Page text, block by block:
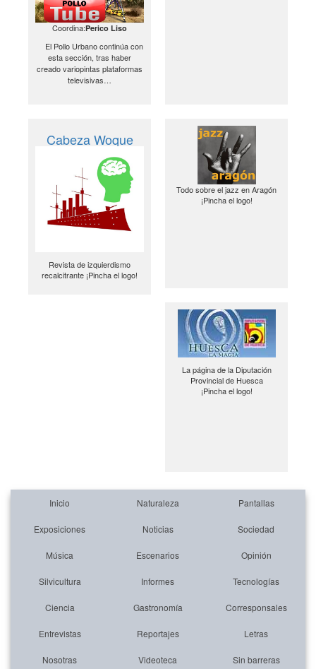
Coordina:Perico Liso
El Pollo Urbano continúa con
esta sección, tras haber
creado variopintas plataformas
televisivas…
Cabeza Woque
Revista de izquierdismo
recalcitrante ¡Pincha el logo!
Todo sobre el jazz en Aragón
¡Pincha el logo!
La página de la Diputación
Provincial de Huesca
¡Pincha el logo!
Inicio Naturaleza Pantallas
Exposiciones Noticias Sociedad
Música Escenarios Opinión
Silvicultura Informes Tecnologías
Ciencia Gastronomía Corresponsales
Entrevistas Reportajes Letras
Nosotras Videoteca Sin barreras